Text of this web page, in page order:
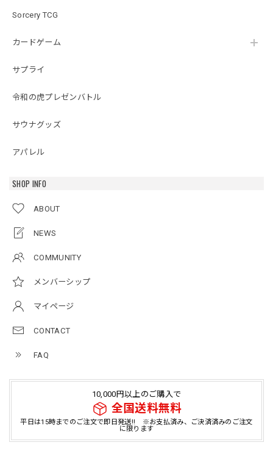
Sorcery TCG
カードゲーム
サプライ
令和の虎プレゼンバトル
サウナグッズ
アパレル
SHOP INFO
ABOUT
NEWS
COMMUNITY
メンバーシップ
マイページ
CONTACT
FAQ
10,000円以上のご購入で
全国送料無料
平日は15時までのご注文で即日発送!! ※お支払済み、ご決済済みのご注文
に限ります